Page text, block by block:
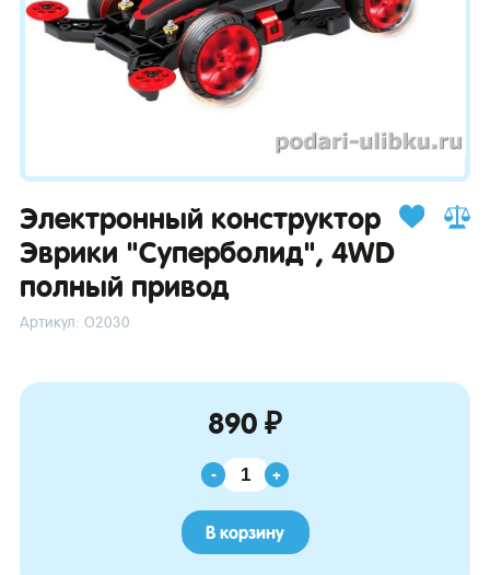
Электронный конструктор
Эврики "Суперболид", 4WD
полный привод
Артикул: О2030
890 ₽
- +
В корзину